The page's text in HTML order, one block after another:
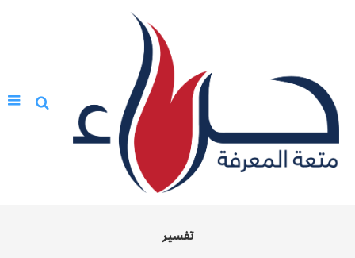
تفسير